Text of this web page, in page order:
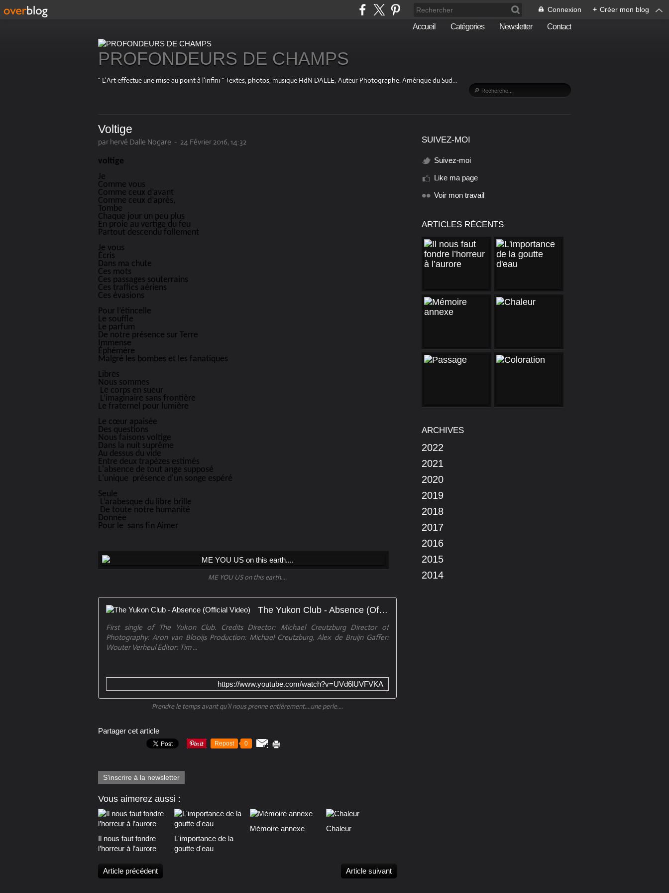
Connexion + Créer mon blog
Accueil Catégories Newsletter Contact
PROFONDEURS DE CHAMPS
" L'Art effectue une mise au point à l'infini " Textes, photos, musique HdN DALLE; Auteur Photographe. Amérique du Sud…
Voltige
par hervé Dalle Nogare - 24 Février 2016, 14:32
voltige
Je
Comme vous
Comme ceux d’avant
Comme ceux d’après,
Tombe
Chaque jour un peu plus
En proie au vertige du feu
Partout descendu follement
Je vous
Écris
Dans ma chute
Ces mots
Ces passages souterrains
Ces traffics aériens
Ces évasions
Pour l’étincelle
Le souffle
Le parfum
De notre présence sur Terre
Immense
Éphémère
Malgré les bombes et les fanatiques
Libres
Nous sommes
Le corps en sueur
L’imaginaire sans frontière
Le fraternel pour lumière
Le cœur apaisée
Des questions
Nous faisons voltige
Dans la nuit suprême
Au dessus du vide
Entre deux trapèzes estimés
L'absence de tout ange supposé
L'unique présence d'un songe espéré
Seule
L’arabesque du libre brille
De toute notre humanité
Donnée
Pour le sans fin Aimer
ME YOU US on this earth....
The Yukon Club - Absence (Official Video)
First single of The Yukon Club. Credits Director: Michael Creutzburg Director of
Photography: Aron van Blooijs Production: Michael Creutzburg, Alex de Bruijn Gaffer:
Wouter Verheul Editor: Tim ...
https://www.youtube.com/watch?v=UVd6lUVFVKA
Prendre le temps avant qu'il nous prenne entièrement....une perle....
Partager cet article
Repost 0
S'inscrire à la newsletter
Vous aimerez aussi :
Il nous faut fondre
l’horreur à l’aurore
L'importance de la
goutte d'eau
Mémoire annexe Chaleur
Article précédent Article suivant
SUIVEZ-MOI
Suivez-moi
Like ma page
Voir mon travail
ARTICLES RÉCENTS
ARCHIVES
2022
2021
2020
2019
2018
2017
2016
2015
2014